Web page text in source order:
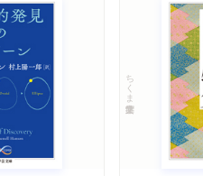
ちくま学芸文庫